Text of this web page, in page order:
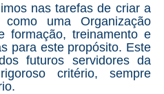
nas tarefas de criar a
uma Organização
formação, treinamento e
para este propósito. Este
futuros servidores da
critério, sempre